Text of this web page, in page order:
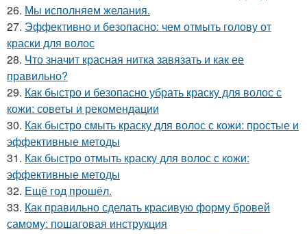
26. Мы исполняем желания.
27. Эффективно и безопасно: чем отмыть голову от
краски для волос
28. Что значит красная нитка завязать и как ее
правильно?
29. Как быстро и безопасно убрать краску для волос с
кожи: советы и рекомендации
30. Как быстро смыть краску для волос с кожи: простые и
эффективные методы
31. Как быстро отмыть краску для волос с кожи:
эффективные методы
32. Ещё год прошёл.
33. Как правильно сделать красивую форму бровей
самому: пошаговая инструкция